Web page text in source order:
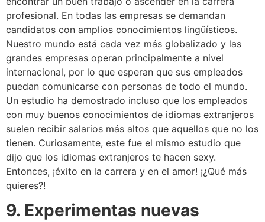
profesional. En todas las empresas se demandan
candidatos con amplios conocimientos lingüísticos.
Nuestro mundo está cada vez más globalizado y las
grandes empresas operan principalmente a nivel
internacional, por lo que esperan que sus empleados
puedan comunicarse con personas de todo el mundo.
Un estudio ha demostrado incluso que los empleados
con muy buenos conocimientos de idiomas extranjeros
suelen recibir salarios más altos que aquellos que no los
tienen. Curiosamente, este fue el mismo estudio que
dijo que los idiomas extranjeros te hacen sexy.
Entonces, ¡éxito en la carrera y en el amor! ¡¿Qué más
quieres?!
9. Experimentas nuevas